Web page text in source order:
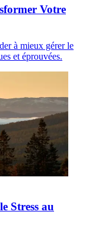
Votre
à mieux gérer le
et éprouvées.
Stress au